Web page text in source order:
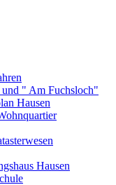
" Am Fuchsloch"
Hausen
Hausen